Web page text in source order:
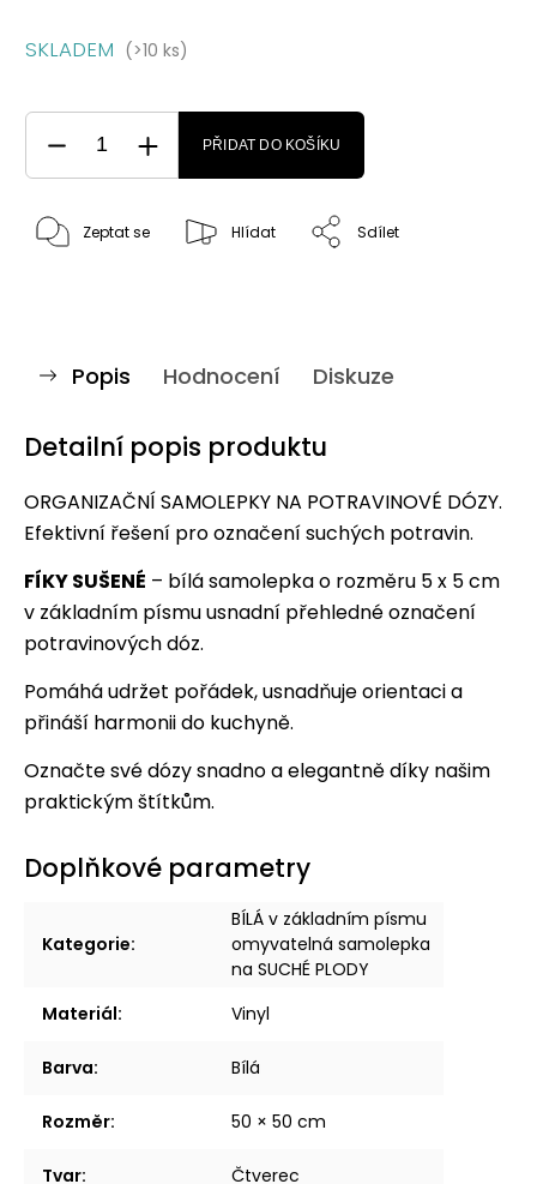
SKLADEM (>10 ks)
PŘIDAT DO KOŠÍKU
Zeptat se Hlídat Sdílet
Popis Hodnocení Diskuze
Detailní popis produktu
ORGANIZAČNÍ SAMOLEPKY NA POTRAVINOVÉ DÓZY.
Efektivní řešení pro označení suchých potravin.
FÍKY SUŠENÉ – bílá samolepka o rozměru 5 x 5 cm
v základním písmu usnadní přehledné označení
potravinových dóz.
Pomáhá udržet pořádek, usnadňuje orientaci a
přináší harmonii do kuchyně.
Označte své dózy snadno a elegantně díky našim
praktickým štítkům.
Doplňkové parametry
Kategorie:
BÍLÁ v základním písmu
omyvatelná samolepka
na SUCHÉ PLODY
Materiál: Vinyl
Barva: Bílá
Rozměr: 50 × 50 cm
Tvar: Čtverec